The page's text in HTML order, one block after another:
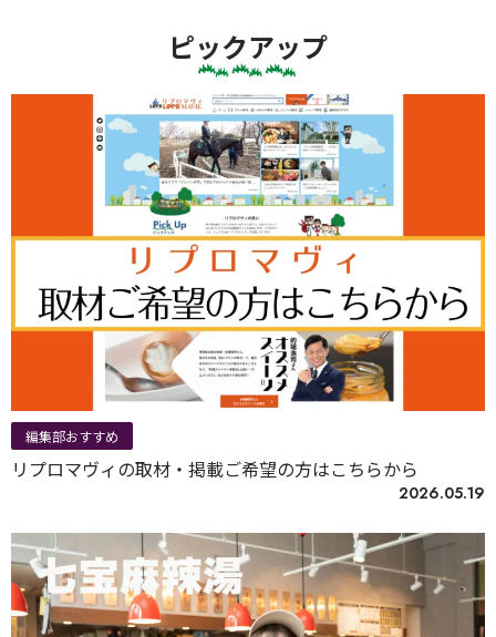
ピックアップ
編集部おすすめ
リプロマヴィの取材・掲載ご希望の方はこちらから
2026.05.19